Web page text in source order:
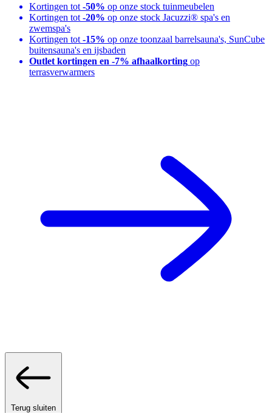
Kortingen tot -50% op onze stock tuinmeubelen
Kortingen tot -20% op onze stock Jacuzzi® spa's en
zwemspa's
Kortingen tot -15% op onze toonzaal barrelsauna's, SunCube
buitensauna's en ijsbaden
Outlet kortingen en -7% afhaalkorting op
terrasverwarmers
Terug sluiten